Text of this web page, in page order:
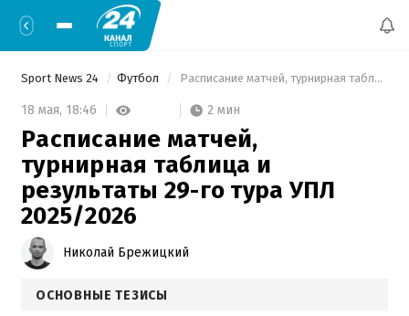
Sport News 24 Футбол Расписание матчей, турнирная таблица и результаты 29-го тура УПЛ 2025/2026
18 мая, 18:46 2 мин
Расписание матчей,
турнирная таблица и
результаты 29-го тура УПЛ
2025/2026
Николай Брежицкий
ОСНОВНЫЕ ТЕЗИСЫ